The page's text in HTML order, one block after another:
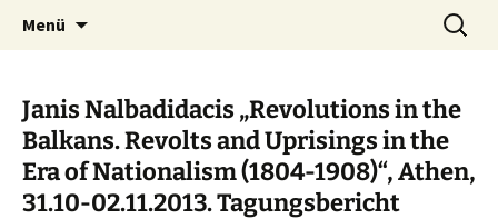
Südosteuropäische Hefte
Menü
Suche
nach:
Janis Nalbadidacis „Revolutions in the
Balkans. Revolts and Uprisings in the
Era of Nationalism (1804-1908)“, Athen,
31.10-02.11.2013. Tagungsbericht